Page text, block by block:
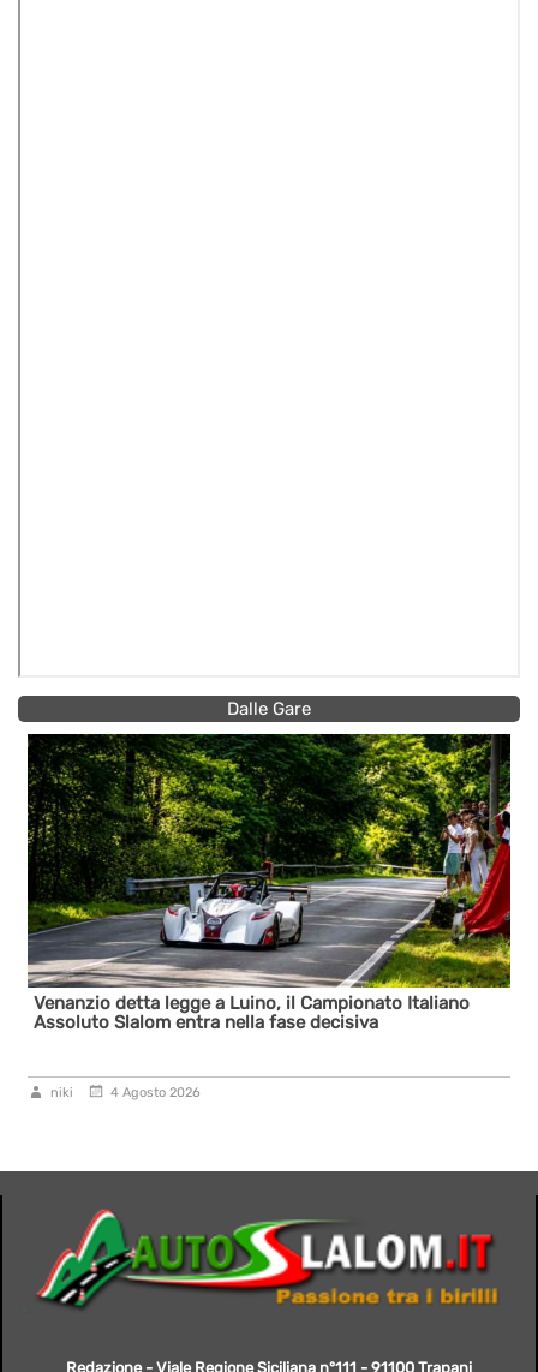
Dalle Gare
Venanzio detta legge a Luino, il Campionato Italiano
Assoluto Slalom entra nella fase decisiva
niki 4 Agosto 2026
Redazione - Viale Regione Siciliana n°111 - 91100 Trapani